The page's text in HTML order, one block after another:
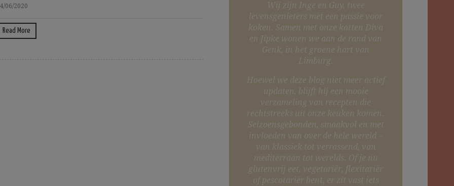
06/2020
Read More
Wij zijn Inge en Guy, twee
levensgenieters met een passie voor
koken. Samen met onze katten Diva
en Jipke wonen we aan de rand van
Genk, in het groene hart van
Limburg.
Hoewel we deze blog niet meer actief
updaten, blijft hij een mooie
verzameling van recepten die
rechtstreeks uit onze keuken komen.
Seizoensgebonden, smaakvol en met
invloeden van over de hele wereld –
van klassiek tot verrassend, van
mediterraan tot werelds. Of je nu
glutenvrij eet, vegetariër, flexitariër
of pescotariër bent, er zit vast iets